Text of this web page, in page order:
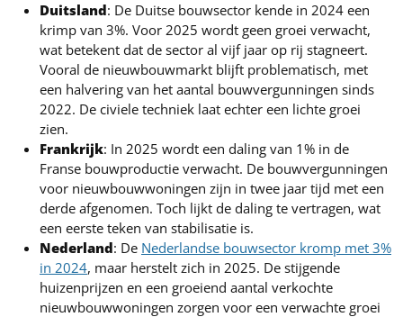
Duitsland: De Duitse bouwsector kende in 2024 een
krimp van 3%. Voor 2025 wordt geen groei verwacht,
wat betekent dat de sector al vijf jaar op rij stagneert.
Vooral de nieuwbouwmarkt blijft problematisch, met
een halvering van het aantal bouwvergunningen sinds
2022. De civiele techniek laat echter een lichte groei
zien.
Frankrijk: In 2025 wordt een daling van 1% in de
Franse bouwproductie verwacht. De bouwvergunningen
voor nieuwbouwwoningen zijn in twee jaar tijd met een
derde afgenomen. Toch lijkt de daling te vertragen, wat
een eerste teken van stabilisatie is.
Nederland: De Nederlandse bouwsector kromp met 3%
in 2024, maar herstelt zich in 2025. De stijgende
huizenprijzen en een groeiend aantal verkochte
nieuwbouwwoningen zorgen voor een verwachte groei